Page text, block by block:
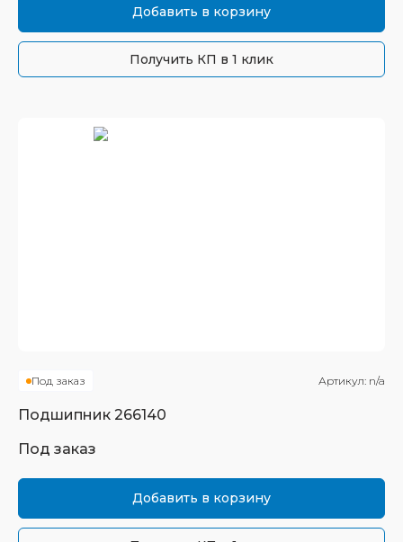
Добавить в корзину
Получить КП в 1 клик
Под заказ Артикул: n/a
Подшипник 266140
Под заказ
Добавить в корзину